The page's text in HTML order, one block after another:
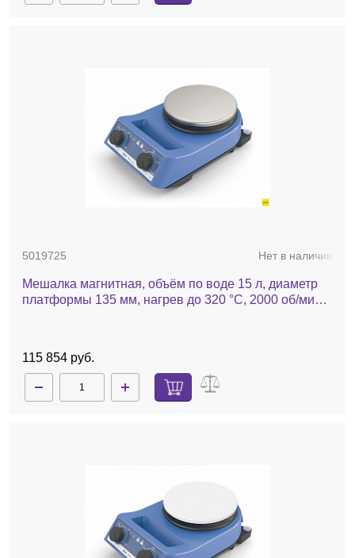
5019725 Нет в наличии
Мешалка магнитная, объём по воде 15 л, диаметр
платформы 135 мм, нагрев до 320 °С, 2000 об/мин,
115 854 руб.